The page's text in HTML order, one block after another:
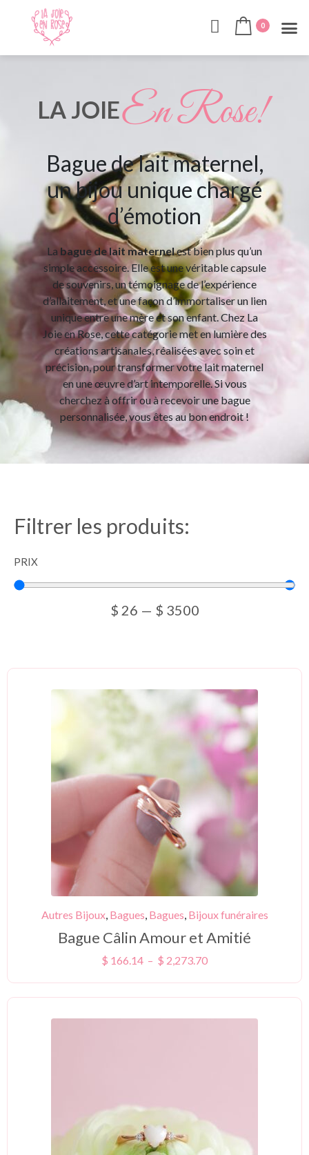
0
LA JOIEEn Rose!
Bague de lait maternel,
un bijou unique chargé
d’émotion
La bague de lait maternelest bien plus qu’un
simple accessoire. Elle est une véritable capsule
de souvenirs, un témoignage de l’expérience
d’allaitement, et une façon d’immortaliser un lien
unique entre une mère et son enfant. Chez La
Joie en Rose, cette catégorie met en lumière des
créations artisanales, réalisées avec soin et
précision, pour transformer votre lait maternel
en une œuvre d’art intemporelle. Si vous
cherchez à offrir ou à recevoir une bague
personnalisée, vous êtes au bon endroit !
Filtrer les produits:
PRIX
$ 26 — $ 3500
Autres Bijoux, Bagues, Bagues, Bijoux funéraires
Bague Câlin Amour et Amitié
$ 166.14 – $ 2,273.70